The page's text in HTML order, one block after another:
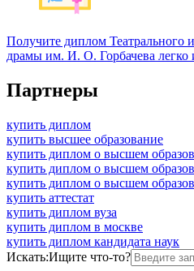
Получите диплом Театрального
драмы им. И. О. Горбачева легко
Партнеры
купить диплом
купить высшее образование
купить диплом о высшем
купить диплом о высшем
купить диплом о высшем
купить аттестат
купить диплом вуза
купить диплом в москве
купить диплом кандидата наук
Искать:Ищите что-то?